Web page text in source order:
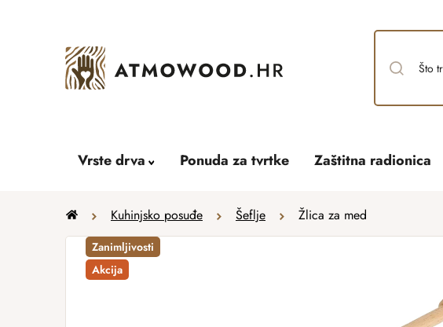
Vrste drva Ponuda za tvrtke Zaštitna radionica
Home Kuhinjsko posuđe Šeflje Žlica za med
Zanimljivosti
Akcija